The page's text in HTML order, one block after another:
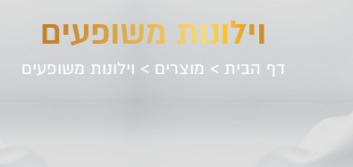
וילונות משופעים
דף הבית > מוצרים > וילונות משופעים